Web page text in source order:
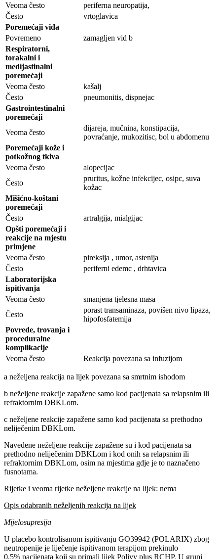
Veoma često
periferna neuropatija,
Često
vrtoglavica
Poremećaji vida
Povremeno
zamagljen vid b
Respiratorni,
torakalni i
medijastinalni
poremećaji
Veoma često
kašalj
Često
pneumonitis, dispnejac
Gastrointestinalni
poremećaji
Veoma često
dijareja, mučnina, konstipacija,
povraćanje, mukozitisc, bol u abdomenu
Poremećaji kože i
potkožnog tkiva
Veoma često
alopecijac
Često
pruritus, kožne infekcijec, osipc, suva
kožac
Mišićno-koštani
poremećaji
Često
artralgija, mialgijac
Opšti poremećaji i
reakcije na mjestu
primjene
Veoma često
pireksija , umor, astenija
Često
periferni edemc , drhtavica
Laboratorijska
ispitivanja
Veoma često
smanjena tjelesna masa
Često
porast transaminaza, povišen nivo lipaza,
hipofosfatemija
Povrede, trovanja i
proceduralne
komplikacije
Veoma često
Reakcija povezana sa infuzijom
a neželjena reakcija na lijek povezana sa smrtnim ishodom
b neželjene reakcije zapažene samo kod pacijenata sa relapsnim ili
refraktornim DBKLom.
c neželjene reakcije zapažene samo kod pacijenata sa prethodno
neliječenim DBKLom.
Navedene neželjene reakcije zapažene su i kod pacijenata sa
prethodno neliječenim DBKLom i kod onih sa relapsnim ili
refraktornim DBKLom, osim na mjestima gdje je to naznačeno
fusnotama.
Rijetke i veoma rijetke neželjene reakcije na lijek: nema
Opis odabranih neželjenih reakcija na lijek
Mijelosupresija
U placebo kontrolisanom ispitivanju GO39942 (POLARIX) zbog
neutropenije je liječenje ispitivanom terapijom prekinulo
0,5% pacijenata koji su primali lijek Polivy plus RCHP. U grupi